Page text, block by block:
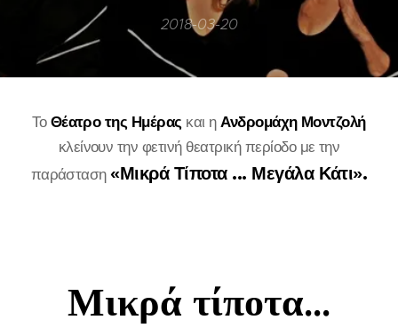
2018-03-20
ΤοΘέατρο της Ημέρας και ηΑνδρομάχη Μοντζολή
κλείνουν την φετινή θεατρική περίοδο με την
παράσταση «Μικρά Τίποτα ... Μεγάλα Κάτι».
Μικρά τίποτα...